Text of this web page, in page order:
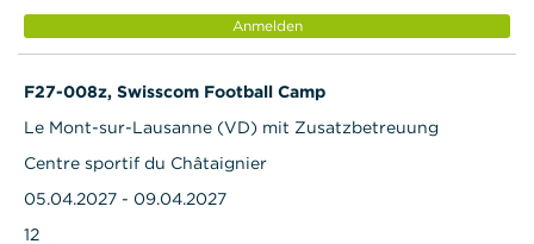
Anmelden
F27-008z, Swisscom Football Camp
Le Mont-sur-Lausanne (VD) mit Zusatzbetreuung
Centre sportif du Châtaignier
05.04.2027 - 09.04.2027
12